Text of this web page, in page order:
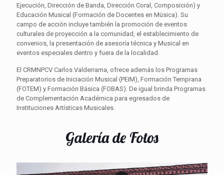
Ejecución, Dirección de Banda, Dirección Coral, Composición) y
Educación Musical (Formación de Docentes en Música). Su
campo de acción incluye también la promoción de eventos
culturales de proyección a la comunidad, el establecimiento de
convenios, la presentación de asesoría técnica y Musical en
eventos especiales dentro y fuera de la localidad.
El CRMNPCV Carlos Valderrama, ofrece además los Programas
Preparatorios de Iniciación Musical (PEIM), Formación Temprana
(FOTEM) y Formación Básica (FOBAS). De igual brinda Programas
de Complementación Académica para egresados de
Instituciones Artísticas Musicales.
Galería de Fotos